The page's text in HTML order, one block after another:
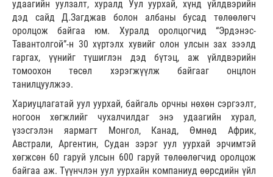
удаагийн уулзалт, хуралд Уул уурхай, хүнд үйлдвэрийн
дэд сайд Д.Загджав болон албаны бусад төлөөлөгч
оролцож байгаа юм. Хуралд оролцогчид “Эрдэнэс-
Тавантолгой”-н 30 хүртэлх хувийг олон улсын зах зээлд
гаргах, үүнийг түшиглэн дэд бүтэц, аж үйлдвэрийн
томоохон төсөл хэрэгжүүлж байгааг онцлон
танилцуулжээ.
Хариуцлагатай уул уурхай, байгаль орчны нөхөн сэргээлт,
ногоон хөгжлийг чухалчилдаг энэ удаагийн хурал,
үзэсгэлэн яармагт Монгол, Канад, Өмнөд Африк,
Австрали, Аргентин, Судан зэрэг уул уурхай эрчимтэй
хөгжсөн 60 гаруй улсын 600 гаруй төлөөлөгчид оролцож
байгаа аж. Түүнчлэн уул уурхайн компаниуд өөрсдийн үйл